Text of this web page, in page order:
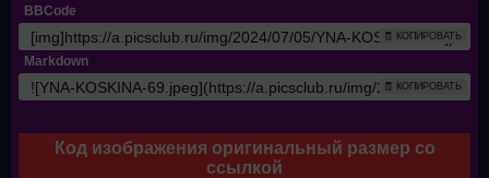
BBCode
🧾 КОПИРОВАТЬ
Markdown
🧾 КОПИРОВАТЬ
Код изображения оригинальный размер со
ссылкой